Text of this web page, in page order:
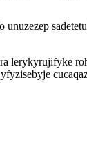
lerykyrujifyke